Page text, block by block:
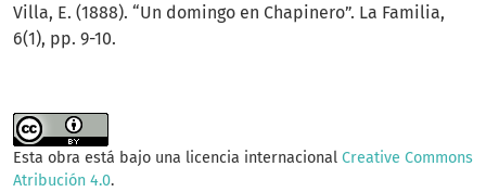
Villa, E. (1888). “Un domingo en Chapinero”. La Familia,
6(1), pp. 9-10.
Esta obra está bajo una licencia internacional Creative Commons
Atribución 4.0.